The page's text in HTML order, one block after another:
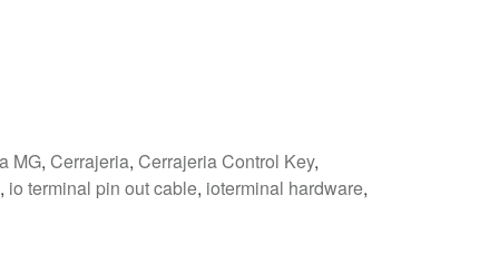
MG, Cerrajeria, Cerrajeria Control Key,
, io terminal pin out cable, ioterminal hardware,